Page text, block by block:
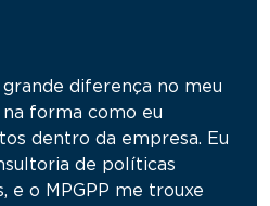
diferença no meu
forma como eu
dentro da empresa. Eu
de políticas
e o MPGPP me trouxe